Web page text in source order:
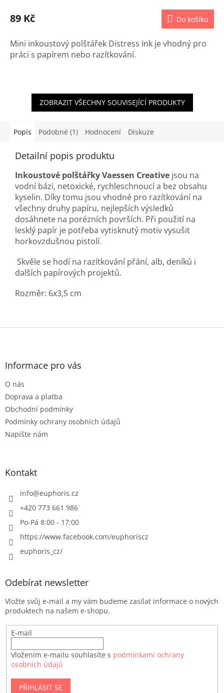
89 Kč Do košíku
Mini inkoustový polštářek Distress Ink je vhodný pro
práci s papírem nebo razítkování.
ZOBRAZIT VŠECHNY SOUVISEJÍCÍ PRODUKTY
Popis Podobné (1) Hodnocení Diskuze
Detailní popis produktu
Inkoustové polštářky Vaessen Creative jsou na
vodní bázi, netoxické, rychleschnoucí a bez obsahu
kyselin. Díky tomu jsou vhodné pro razítkování na
všechny druhy papíru, nejlepších výsledků
dosáhnete na porézních površích. Při použití na
lesklý papír je potřeba vytisknutý motiv vysušit
horkovzdušnou pistolí.
Skvěle se hodí na razítkování přání, alb, deníků i
dalších papírových projektů.
Rozměr: 6x3,5 cm
Z
Informace pro vás
O nás
Doprava a platba
Obchodní podmínky
Podmínky ochrany osobních údajů
Napište nám
Kontakt
info@euphoris.cz
+420 773 661 986
Po-Pá 8:00 - 17:00
https://www.facebook.com/euphoriscz
euphoris_cz/
Odebírat newsletter
Vložte svůj e-mail a my vám budeme zasílat informace o nových
produktech na našem e-shopu.
E-mail
Vložením e-mailu souhlasíte s podmínkami ochrany
osobních údajů
PŘIHLÁSIT SE